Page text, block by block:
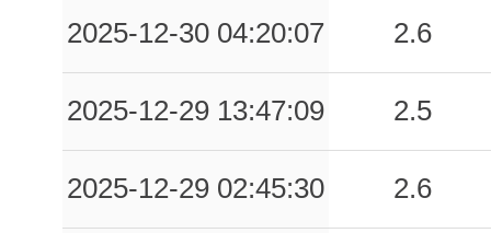
2025-12-30 04:20:07
2.6
2025-12-29 13:47:09 2.5
2025-12-29 02:45:30
2.6